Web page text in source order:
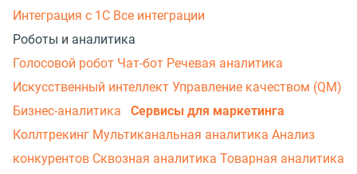
Интеграция с 1С Все интеграции
Роботы и аналитика
Голосовой робот Чат-бот Речевая аналитика
Искусственный интеллект Управление качеством (QM)
Бизнес-аналитика
Сервисы для маркетинга
Коллтрекинг Мультиканальная аналитика Анализ
конкурентов Сквозная аналитика Товарная аналитика